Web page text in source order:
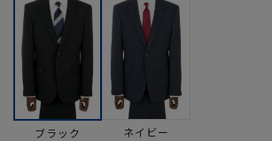
ブラック ネイビー